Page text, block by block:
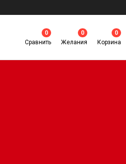
0
Сравнить
0
Желания
0
Корзина